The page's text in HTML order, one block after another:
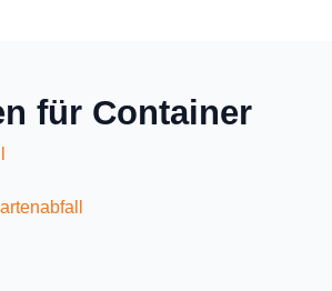
für Container